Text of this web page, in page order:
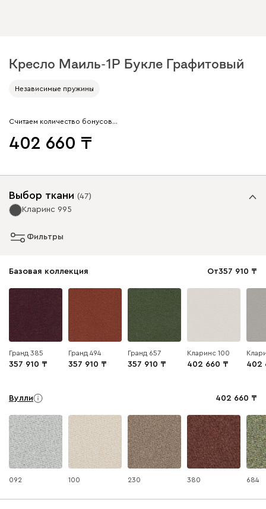
Кресло Маиль-1Р Букле Графитовый
Независимые пружины
Считаем количество бонусов…
402 660
Выбор ткани (47)
Кларинс 995
Фильтры
Базовая коллекция От357 910
Гранд 385
357 910
Гранд 494
357 910
Гранд 657
357 910
Кларинс 100
402 660 402
Вулли 402 660
092 100 230 380 684